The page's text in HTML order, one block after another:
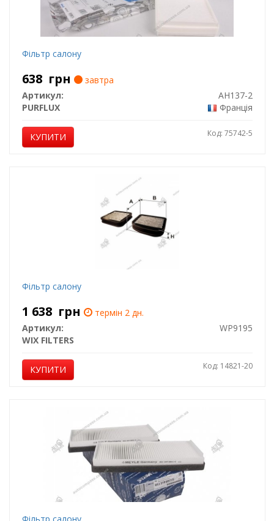
Фільтр салону
638 грн
завтра
Артикул:
AH137-2
PURFLUX
Франція
КУПИТИ Код: 75742-5
Фільтр салону
1 638 грн
термін 2 дн.
Артикул:
WP9195
WIX FILTERS
КУПИТИ Код: 14821-20